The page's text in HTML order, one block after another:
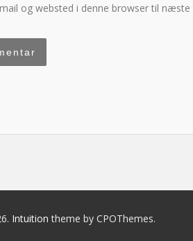
og websted i denne browser til
Intuition theme by CPOThemes.